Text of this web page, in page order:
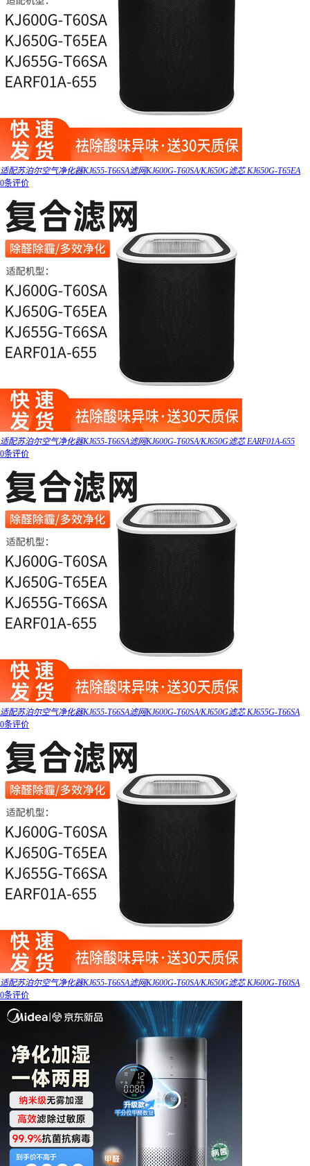
适配苏泊尔空气净化器KJ655-T66SA滤网KJ600G-T60SA/KJ650G滤芯 KJ650G-T65EA
0条评价
适配苏泊尔空气净化器KJ655-T66SA滤网KJ600G-T60SA/KJ650G滤芯 EARF01A-655
0条评价
适配苏泊尔空气净化器KJ655-T66SA滤网KJ600G-T60SA/KJ650G滤芯 KJ655G-T66SA
0条评价
适配苏泊尔空气净化器KJ655-T66SA滤网KJ600G-T60SA/KJ650G滤芯 KJ600G-T60SA
0条评价